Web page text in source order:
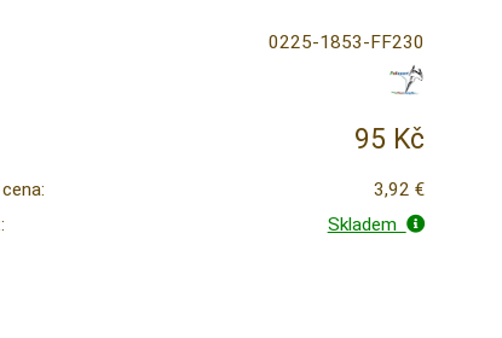
0225-1853-FF230
95 Kč
3,92 €
Skladem